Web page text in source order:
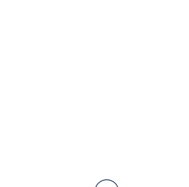
Que voir à